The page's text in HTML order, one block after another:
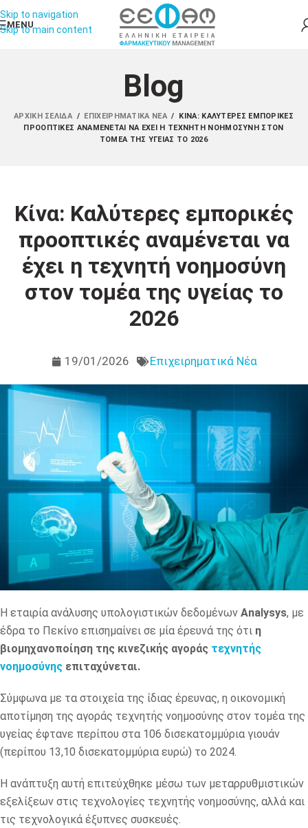
Skip to navigation
Skip to main content
MENU
Blog
ΑΡΧΙΚΉ ΣΕΛΊΔΑ / ΕΠΙΧΕΙΡΗΜΑΤΙΚΆ ΝΈΑ /
ΚΊΝΑ: ΚΑΛΎΤΕΡΕΣ ΕΜΠΟΡΙΚΈΣ
ΠΡΟΟΠΤΙΚΈΣ ΑΝΑΜΈΝΕΤΑΙ ΝΑ ΈΧΕΙ Η ΤΕΧΝΗΤΉ ΝΟΗΜΟΣΎΝΗ ΣΤΟΝ
ΤΟΜΈΑ ΤΗΣ ΥΓΕΊΑΣ ΤΟ 2026
Κίνα: Καλύτερες εμπορικές
προοπτικές αναμένεται να
έχει η τεχνητή νοημοσύνη
στον τομέα της υγείας το
2026
19/01/2026 Επιχειρηματικά Νέα
Η εταιρία ανάλυσης υπολογιστικών δεδομένων Analysys, με
έδρα το Πεκίνο επισημαίνει σε μία έρευνά της ότι η
βιομηχανοποίηση της κινεζικής αγοράς τεχνητής
νοημοσύνης επιταχύνεται.
Σύμφωνα με τα στοιχεία της ίδιας έρευνας, η οικονομική
αποτίμηση της αγοράς τεχνητής νοημοσύνης στον τομέα της
υγείας έφτανε περίπου στα 106 δισεκατομμύρια γιουάν
(περίπου 13,10 δισεκατομμύρια ευρώ) το 2024.
Η ανάπτυξη αυτή επιτεύχθηκε μέσω των μεταρρυθμιστικών
εξελίξεων στις τεχνολογίες τεχνητής νοημοσύνης, αλλά και
τις τεχνολογικά έξυπνες συσκευές.